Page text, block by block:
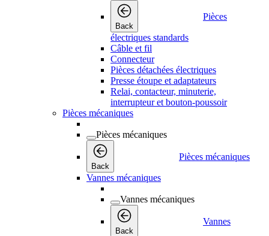
Back
Pièces
électriques standards
Câble et fil
Connecteur
Pièces détachées électriques
Presse étoupe et adaptateurs
Relai, contacteur, minuterie,
interrupteur et bouton-poussoir
Pièces mécaniques
Pièces mécaniques
Back
Pièces mécaniques
Vannes mécaniques
Vannes mécaniques
Back
Vannes